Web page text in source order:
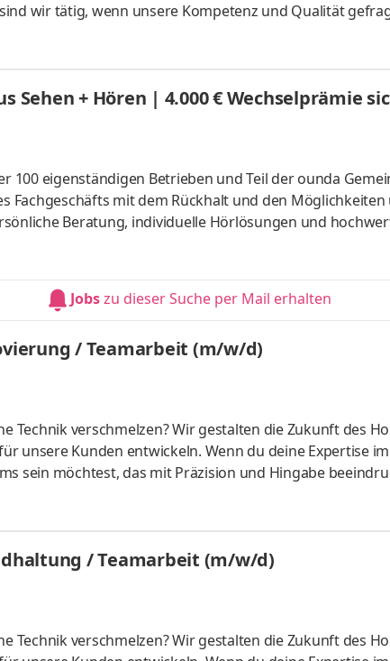
wir tätig, wenn unsere Kompetenz und Qualität
Anlagen mit modernster Technik und mehr
+ Hören | 4.000 € Wechselprämie
100 eigenständigen Betrieben und Teil der ounda
Fachgeschäfts mit dem Rückhalt und den
Beratung, individuelle Hörlösungen und
uns dabei, für unsere Kundschaft Lösungen
und ihren persönlichen Hörsituationen passen. Als
Erfahrung, deine Ideen und deinen Qualitätsanspruch
Jobszu dieser Suche per Mail erhalten
/ Teamarbeit (m/w/d)
verschmelzen? Wir gestalten die Zukunft des
unsere Kunden entwickeln. Wenn du deine Expertise im
sein möchtest, das mit Präzision und Hingabe
Aufgabe. Hier kannst du deine Fähigkeiten entfalten
an spannenden Bau- und Renovierungsprojekten mit
du die Bauteile in unserer Werkstatt vor und sorgst
/ Teamarbeit (m/w/d)
verschmelzen? Wir gestalten die Zukunft des